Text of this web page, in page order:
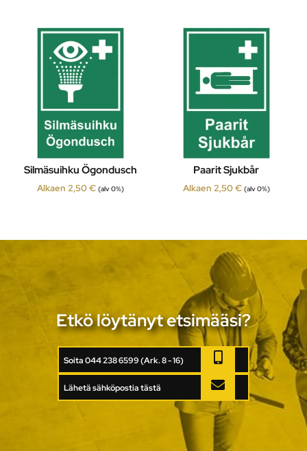
Silmäsuihku Ögondusch
Alkaen2,50€ (alv 0%)
Paarit Sjukbår
Alkaen 2,50€ (alv 0%)
Etkö löytänyt etsimääsi?
Soita 044 238 6599 (Ark. 8 - 16)
Lähetä sähköpostia tästä